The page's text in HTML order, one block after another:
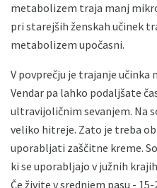
metabolizem traja manj
pri starejših ženskah učinek
metabolizem upočasni.
V povprečju je trajanje učinka
Vendar pa lahko podaljšate
ultravijoličnim sevanjem. Na
veliko hitreje. Zato je treba
uporabljati zaščitne kreme.
ki se uporabljajo v južnih
Če živite v srednjem pasu - 15-